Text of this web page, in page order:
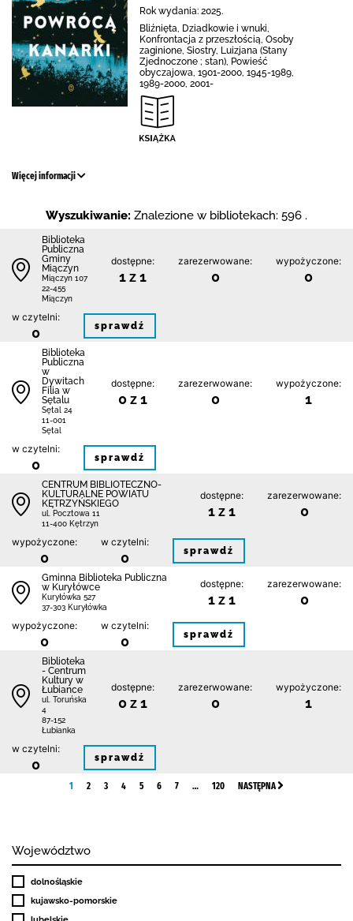
Rok wydania: 2025.
Bliźnięta, Dziadkowie i wnuki,
Konfrontacja z przeszłością, Osoby
zaginione, Siostry, Luizjana (Stany
Zjednoczone ; stan), Powieść
obyczajowa, 1901-2000, 1945-1989,
1989-2000, 2001-
Więcej informacji
Wyszukiwanie: Znalezione w bibliotekach: 596 .
Biblioteka
Publiczna
Gminy
Miączyn
Miączyn 107
22-455
Miączyn
dostępne:
1 z 1
zarezerwowane:
0
wypożyczone:
0
w czytelni:
0 sprawdź
Biblioteka
Publiczna
w
Dywitach
Filia w
Sętalu
Sętal 24
11-001
Sętal
dostępne:
0 z 1
zarezerwowane:
0
wypożyczone:
1
w czytelni:
0 sprawdź
CENTRUM BIBLIOTECZNO-
KULTURALNE POWIATU
KĘTRZYŃSKIEGO
ul. Pocztowa 11
11-400 Kętrzyn
dostępne:
1 z 1
zarezerwowane:
0
wypożyczone:
0
w czytelni:
0 sprawdź
Gminna Biblioteka Publiczna
w Kuryłówce
Kuryłówka 527
37-303 Kuryłówka
dostępne:
1 z 1
zarezerwowane:
0
wypożyczone:
0
w czytelni:
0 sprawdź
Biblioteka
- Centrum
Kultury w
Łubiance
ul. Toruńska
4
87-152
Łubianka
dostępne:
0 z 1
zarezerwowane:
0
wypożyczone:
1
w czytelni:
0 sprawdź
1 2 3 4 5 6 7 … 120 NASTĘPNA
Województwo
dolnośląskie
kujawsko-pomorskie